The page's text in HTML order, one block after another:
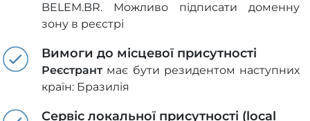
BELEM.BR. Можливо підписати доменну
зону в реєстрі
Вимоги до місцевої присутності
Реєстрантмає бути резидентом наступних
країн: Бразилія
Сервіс локальної присутності (local